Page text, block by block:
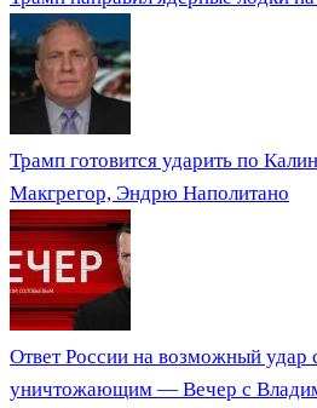
Трамп готовится ударить по
Макгрегор, Эндрю Наполитано
Ответ России на возможный удар
уничтожающим — Вечер с